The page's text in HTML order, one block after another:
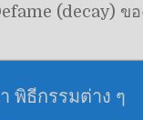
(decay) ข
พิธีกรรมต่าง ๆ